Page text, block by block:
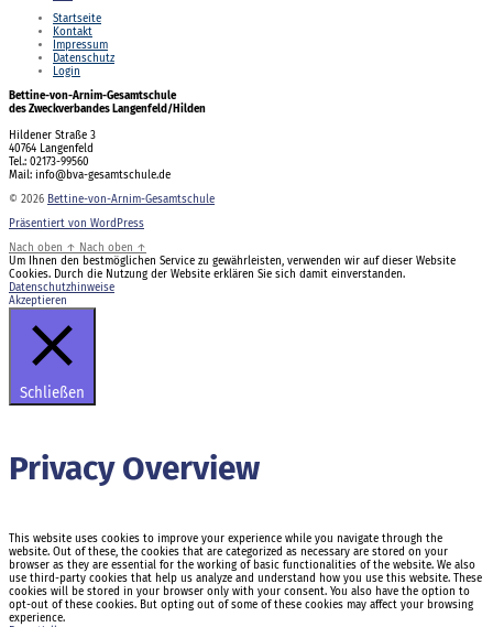
Startseite
Kontakt
Impressum
Datenschutz
Login
Bettine-von-Arnim-Gesamtschule
des Zweckverbandes Langenfeld/Hilden
Hildener Straße 3
40764 Langenfeld
Tel.: 02173-99560
Mail: info@bva-gesamtschule.de
© 2026 Bettine-von-Arnim-Gesamtschule
Präsentiert von WordPress
Nach oben ↑ Nach oben ↑
Um Ihnen den bestmöglichen Service zu gewährleisten, verwenden wir auf dieser Website
Cookies. Durch die Nutzung der Website erklären Sie sich damit einverstanden.
Datenschutzhinweise
Akzeptieren
Schließen
Privacy Overview
This website uses cookies to improve your experience while you navigate through the
website. Out of these, the cookies that are categorized as necessary are stored on your
browser as they are essential for the working of basic functionalities of the website. We also
use third-party cookies that help us analyze and understand how you use this website. These
cookies will be stored in your browser only with your consent. You also have the option to
opt-out of these cookies. But opting out of some of these cookies may affect your browsing
experience.